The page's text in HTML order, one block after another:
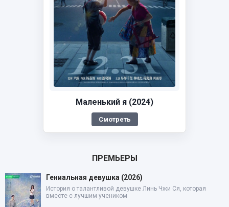
Маленький я (2024)
Смотреть
ПРЕМЬЕРЫ
Гениальная девушка (2026)
История о талантливой девушке Линь Чжи Ся, которая
вместе с лучшим учеником